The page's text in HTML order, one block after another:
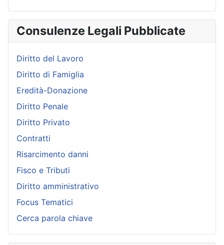
Consulenze Legali Pubblicate
Diritto del Lavoro
Diritto di Famiglia
Eredità-Donazione
Diritto Penale
Diritto Privato
Contratti
Risarcimento danni
Fisco e Tributi
Diritto amministrativo
Focus Tematici
Cerca parola chiave